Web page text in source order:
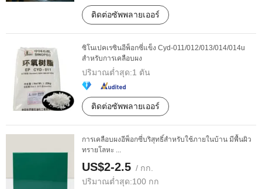
ติดต่อซัพพลายเออร์
ซิโนเปคเรซินอีพ็อกซี่แข็ง Cyd-011/012/013/014/014u
สำหรับการเคลือบผง
ปริมาณต่ำสุด:1 ตัน
ติดต่อซัพพลายเออร์
การเคลือบผงอีพ็อกซี่บริสุทธิ์สำหรับใช้ภายในบ้าน มีพื้นผิว
ทรายโลหะ ...
US$2-2.5 / กก.
ปริมาณต่ำสุด:100 กก